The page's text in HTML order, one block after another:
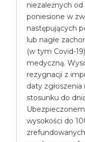
niezależnych
poniesione w
następujących
lub nagłe
(w tym Covid-
medyczną.
rezygnacji z
daty
stosunku do
wysokości do